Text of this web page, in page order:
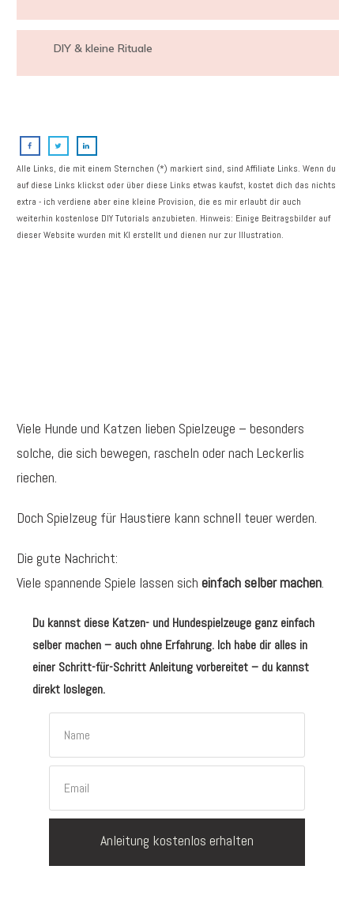
Alle Links, die mit einem Sternchen (*) markiert sind, sind Affiliate Links. Wenn du
auf diese Links klickst oder über diese Links etwas kaufst, kostet dich das nichts
extra - ich verdiene aber eine kleine Provision, die es mir erlaubt dir auch
weiterhin kostenlose DIY Tutorials anzubieten. Hinweis: Einige Beitragsbilder auf
dieser Website wurden mit KI erstellt und dienen nur zur Illustration.
Viele Hunde und Katzen lieben Spielzeuge – besonders
solche, die sich bewegen, rascheln oder nach Leckerlis
riechen.
Doch Spielzeug für Haustiere kann schnell teuer werden.
Die gute Nachricht:
Viele spannende Spiele lassen sich einfach selber machen.
Du kannst diese Katzen- und Hundespielzeuge ganz einfach
selber machen – auch ohne Erfahrung. Ich habe dir alles in
einer Schritt-für-Schritt Anleitung vorbereitet – du kannst
direkt loslegen.
Anleitung kostenlos erhalten
DIY & kleine Rituale